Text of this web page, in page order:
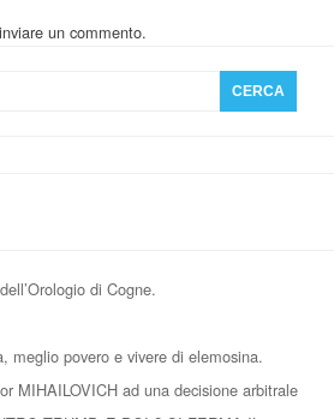
un commento.
di Cogne.
meglio povero e vivere di elemosina.
MIHAILOVICH ad una decisione arbitrale